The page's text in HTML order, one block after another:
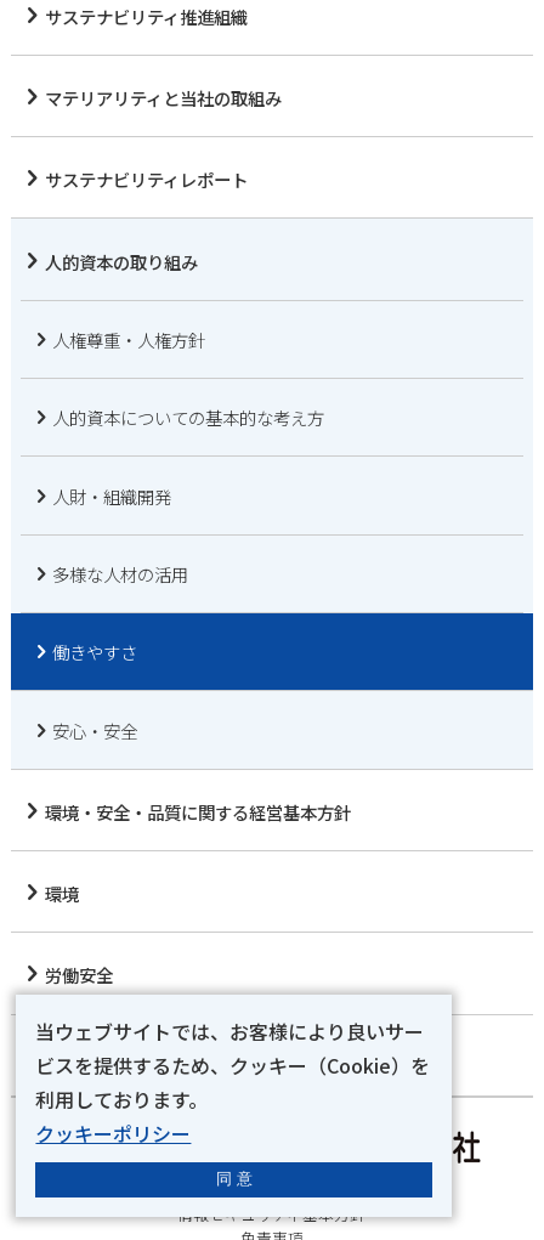
サステナビリティ推進組織
マテリアリティと当社の取組み
サステナビリティレポート
人的資本の取り組み
人権尊重・人権方針
人的資本についての基本的な考え方
人財・組織開発
多様な人材の活用
働きやすさ
安心・安全
環境・安全・品質に関する経営基本方針
環境
労働安全
品質
プライバシーポリシー
情報セキュリティ基本方針
当ウェブサイトでは、お客様により良いサー
ビスを提供するため、クッキー（Cookie）を
利用しております。
クッキーポリシー
同 意